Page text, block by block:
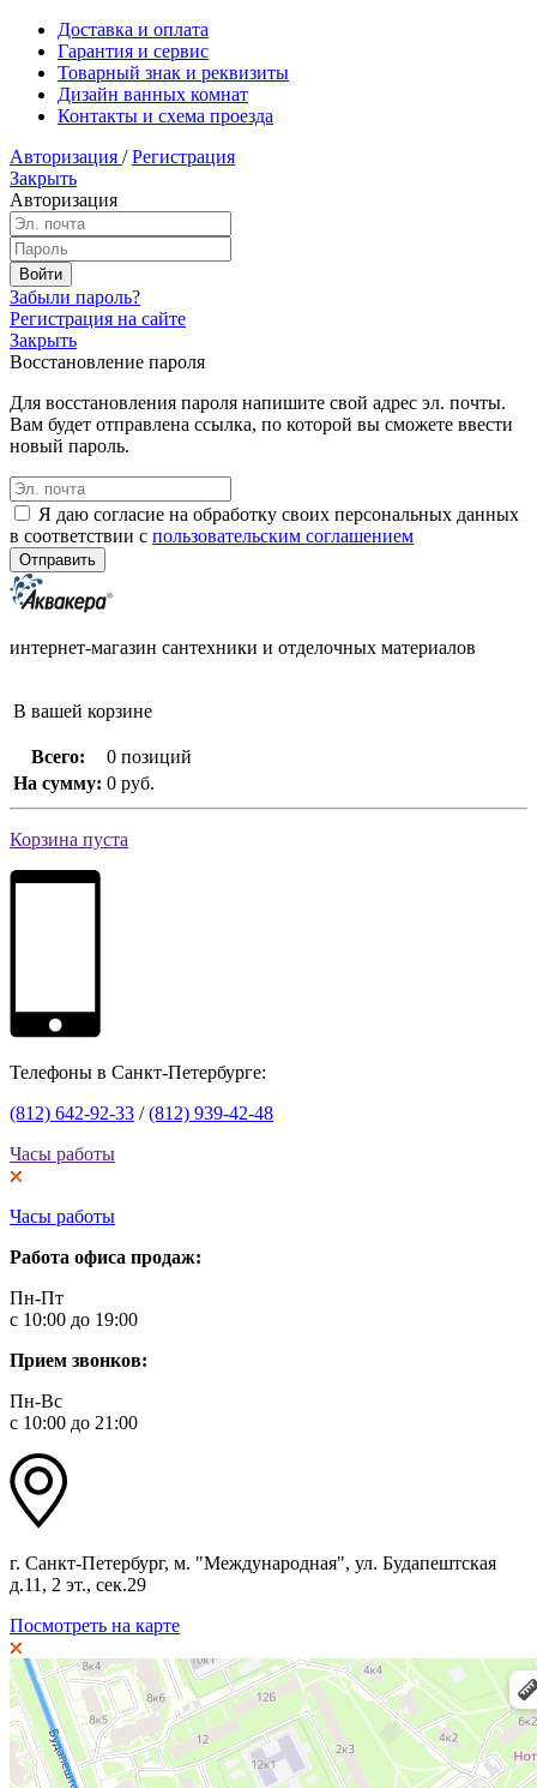
Доставка и оплата
Гарантия и сервис
Товарный знак и реквизиты
Дизайн ванных комнат
Контакты и схема проезда
Авторизация / Регистрация
Закрыть
Авторизация
Забыли пароль?
Регистрация на сайте
Закрыть
Восстановление пароля
Для восстановления пароля напишите свой адрес эл. почты.
Вам будет отправлена ссылка, по которой вы сможете ввести
новый пароль.
Я даю согласие на обработку своих персональных данных
в соответствии с пользовательским соглашением
интернет-магазин сантехники и отделочных материалов
В вашей корзине
Всего:
0 позиций
На сумму: 0 руб.
Корзина пуста
Телефоны в Санкт-Петербурге:
(812) 642-92-33 /(812) 939-42-48
Часы работы
Часы работы
Работа офиса продаж:
Пн-Пт
с 10:00 до 19:00
Прием звонков:
Пн-Вс
с 10:00 до 21:00
г. Санкт-Петербург, м. "Международная", ул. Будапештская
д.11, 2 эт., сек.29
Посмотреть на карте